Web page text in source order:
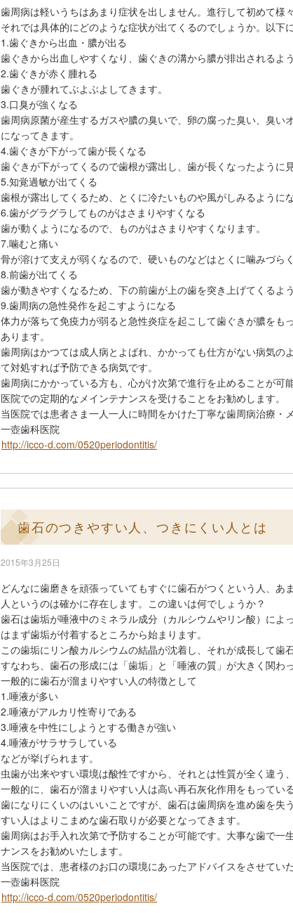
歯周病は軽いうちはあまり症状を出しません。進行して初めて様
それでは具体的にどのような症状が出てくるのでしょうか。以下
1.歯ぐきから出血・膿が出る
歯ぐきから出血しやすくなり、歯ぐきの溝から膿が排出されるよう
2.歯ぐきが赤く腫れる
歯ぐきが腫れてぶよぶよしてきます。
3.口臭が強くなる
歯周病原菌が産生するガスや膿の臭いで、卵の腐った臭い、臭い
になってきます。
4.歯ぐきが下がって歯が長くなる
歯ぐきが下がってくるので歯根が露出し、歯が長くなったように見
5.知覚過敏が出てくる
歯根が露出してくるため、とくに冷たいものや風がしみるようにな
6.歯がグラグラしてものがはさまりやすくなる
歯が動くようになるので、ものがはさまりやすくなります。
7.噛むと痛い
骨が溶けて支えが弱くなるので、硬いものなどはとくに噛みづら
8.前歯が出てくる
歯が動きやすくなるため、下の前歯が上の歯を突き上げてくるよ
9.歯周病の急性発作を起こすようになる
体力が落ちて免疫力が弱ると急性炎症を起こして歯ぐきが膿をも
あります。
歯周病はかつては成人病とよばれ、かかっても仕方がない病気の
て対処すれば予防できる病気です。
歯周病にかかっている方も、心がけ次第で進行を止めることが可
医院での定期的なメインテナンスを受けることをお勧めします。
当医院では患者さま一人一人に時間をかけた丁寧な歯周病治療・
一壺歯科医院
http://icco-d.com/0520periodontitis/
歯石のつきやすい人、つきにくい人とは
2015年3月25日
どんなに歯磨きを頑張っていてもすぐに歯石がつくという人、あ
人というのは確かに存在します。この違いは何でしょうか？
歯石は歯垢が唾液中のミネラル成分（カルシウムやリン酸）によ
はまず歯垢が付着するところから始まります。
この歯垢にリン酸カルシウムの結晶が沈着し、それが成長して歯
すなわち、歯石の形成には「歯垢」と「唾液の質」が大きく関わっ
一般的に歯石が溜まりやすい人の特徴として
1.唾液が多い
2.唾液がアルカリ性寄りである
3.唾液を中性にしようとする働きが強い
4.唾液がサラサラしている
などが挙げられます。
虫歯が出来やすい環境は酸性ですから、それとは性質が全く違う
一般的に、歯石が溜まりやすい人は高い再石灰化作用をもってい
歯になりにくいのはいいことですが、歯石は歯周病を進め歯を失
すい人はよりこまめな歯石取りが必要となってきます。
歯周病はお手入れ次第で予防することが可能です。大事な歯で一
ナンスをお勧めいたします。
当医院では、患者様のお口の環境にあったアドバイスをさせてい
一壺歯科医院
http://icco-d.com/0520periodontitis/